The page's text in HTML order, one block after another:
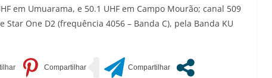
em Umuarama, e 50.1 UHF em Campo Mourão; canal 509
One D2 (frequência 4056 – Banda C), pela Banda KU